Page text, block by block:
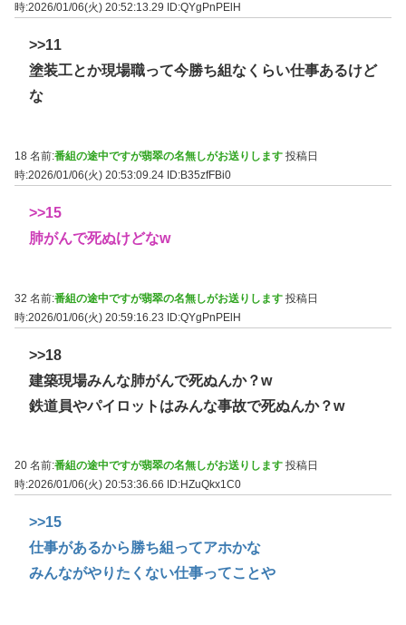
時:2026/01/06(火) 20:52:13.29
ID:QYgPnPElH
>>11
塗装工とか現場職って今勝ち組なくらい仕事あるけど
な
18 名前:番組の途中ですが翡翠の名無しがお送りします 投稿日
時:2026/01/06(火) 20:53:09.24 ID:B35zfFBi0
>>15
肺がんで死ぬけどなw
32 名前:番組の途中ですが翡翠の名無しがお送りします 投稿日
時:2026/01/06(火) 20:59:16.23 ID:QYgPnPElH
>>18
建築現場みんな肺がんで死ぬんか？w
鉄道員やパイロットはみんな事故で死ぬんか？w
20 名前:番組の途中ですが翡翠の名無しがお送りします 投稿日
時:2026/01/06(火) 20:53:36.66
ID:HZuQkx1C0
>>15
仕事があるから勝ち組ってアホかな
みんながやりたくない仕事ってことや